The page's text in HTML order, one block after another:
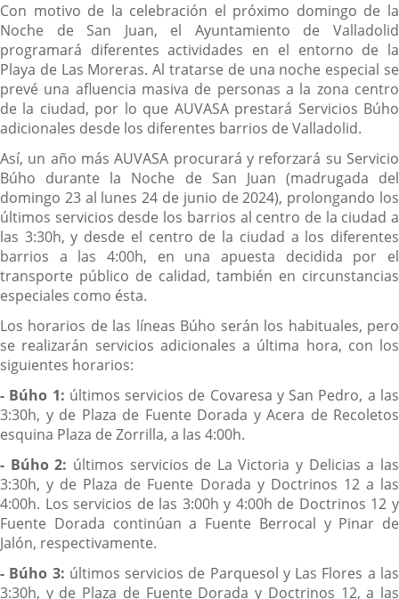
Con motivo de la celebración el próximo domingo de la
Noche de San Juan, el Ayuntamiento de Valladolid
programará diferentes actividades en el entorno de la
Playa de Las Moreras. Al tratarse de una noche especial se
prevé una afluencia masiva de personas a la zona centro
de la ciudad, por lo que AUVASA prestará Servicios Búho
adicionales desde los diferentes barrios de Valladolid.
Así, un año más AUVASA procurará y reforzará su Servicio
Búho durante la Noche de San Juan (madrugada del
domingo 23 al lunes 24 de junio de 2024), prolongando los
últimos servicios desde los barrios al centro de la ciudad a
las 3:30h, y desde el centro de la ciudad a los diferentes
barrios a las 4:00h, en una apuesta decidida por el
transporte público de calidad, también en circunstancias
especiales como ésta.
Los horarios de las líneas Búho serán los habituales, pero
se realizarán servicios adicionales a última hora, con los
siguientes horarios:
- Búho 1: últimos servicios de Covaresa y San Pedro, a las
3:30h, y de Plaza de Fuente Dorada y Acera de Recoletos
esquina Plaza de Zorrilla, a las 4:00h.
- Búho 2: últimos servicios de La Victoria y Delicias a las
3:30h, y de Plaza de Fuente Dorada y Doctrinos 12 a las
4:00h. Los servicios de las 3:00h y 4:00h de Doctrinos 12 y
Fuente Dorada continúan a Fuente Berrocal y Pinar de
Jalón, respectivamente.
- Búho 3: últimos servicios de Parquesol y Las Flores a las
3:30h, y de Plaza de Fuente Dorada y Doctrinos 12, a las